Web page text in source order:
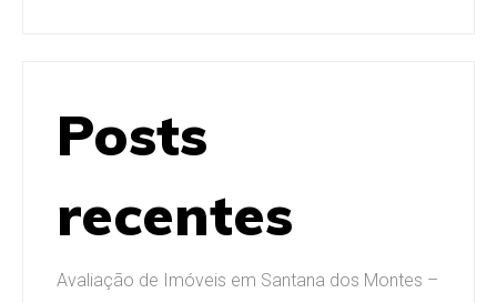
Posts
recentes
Avaliação de Imóveis em Santana dos Montes –